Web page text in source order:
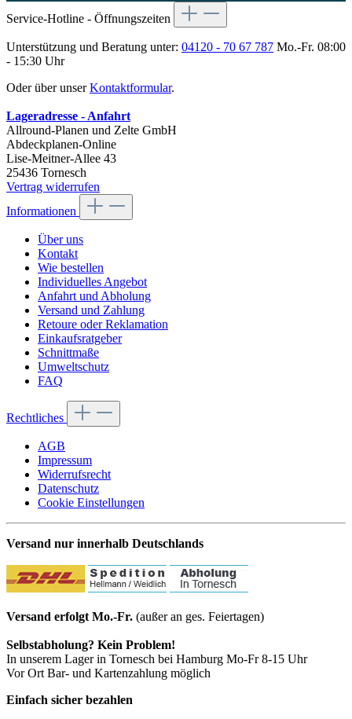
Service-Hotline - Öffnungszeiten
Unterstützung und Beratung unter: 04120 - 70 67 787 Mo.-Fr. 08:00
- 15:30 Uhr
Oder über unserKontaktformular.
Lageradresse - Anfahrt
Allround-Planen und Zelte GmbH
Abdeckplanen-Online
Lise-Meitner-Allee 43
25436 Tornesch
Vertrag widerrufen
Informationen
Über uns
Kontakt
Wie bestellen
Individuelles Angebot
Anfahrt und Abholung
Versand und Zahlung
Retoure oder Reklamation
Einkaufsratgeber
Schnittmaße
Umweltschutz
FAQ
Rechtliches
AGB
Impressum
Widerrufsrecht
Datenschutz
Cookie Einstellungen
Versand nur innerhalb Deutschlands
Versand erfolgt Mo.-Fr. (außer an ges. Feiertagen)
Selbstabholung? Kein Problem!
In unserem Lager in Tornesch bei Hamburg Mo-Fr 8-15 Uhr
Vor Ort Bar- und Kartenzahlung möglich
Einfach sicher bezahlen